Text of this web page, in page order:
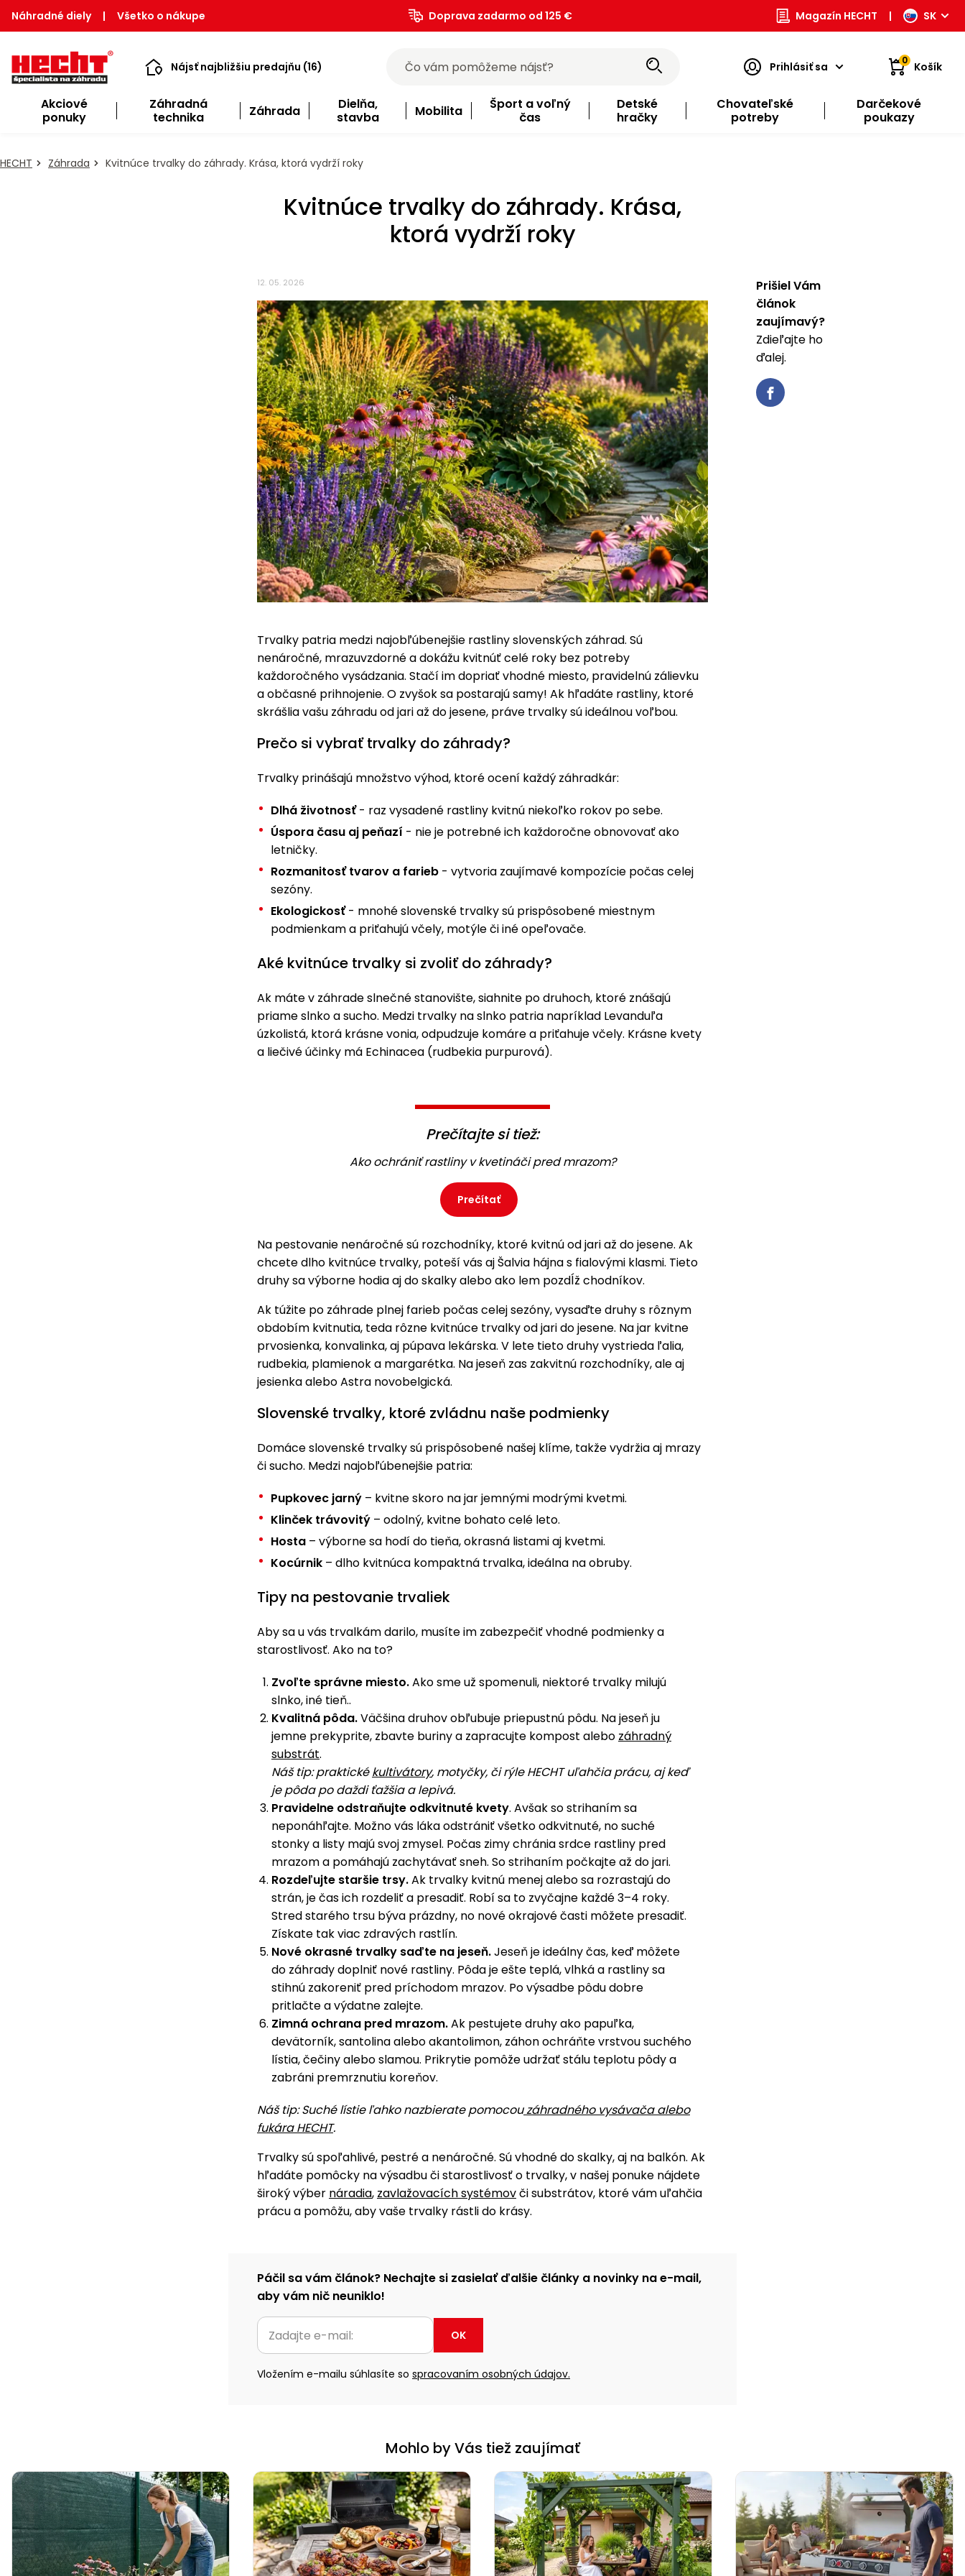
Náhradné diely | Všetko o nákupe Doprava zadarmo od 125 € Magazín HECHT | SK
Nájsť najbližšiu predajňu (16) Prihlásiť sa 0 Košík
Akciové
ponuky
Záhradná
technika
Záhrada
Dielňa,
stavba
Mobilita
Šport a voľný
čas
Detské
hračky
Chovateľské
potreby
Darčekové
poukazy
HECHT Záhrada Kvitnúce trvalky do záhrady. Krása, ktorá vydrží roky
Kvitnúce trvalky do záhrady. Krása,
ktorá vydrží roky
12. 05. 2026
Trvalky patria medzi najobľúbenejšie rastliny slovenských záhrad. Sú
nenáročné, mrazuvzdorné a dokážu kvitnúť celé roky bez potreby
každoročného vysádzania. Stačí im dopriať vhodné miesto, pravidelnú zálievku
a občasné prihnojenie. O zvyšok sa postarajú samy! Ak hľadáte rastliny, ktoré
skrášlia vašu záhradu od jari až do jesene, práve trvalky sú ideálnou voľbou.
Prečo si vybrať trvalky do záhrady?
Trvalky prinášajú množstvo výhod, ktoré ocení každý záhradkár:
Dlhá životnosť- raz vysadené rastliny kvitnú niekoľko rokov po sebe.
Úspora času aj peňazí - nie je potrebné ich každoročne obnovovať ako
letničky.
Rozmanitosť tvarov a farieb - vytvoria zaujímavé kompozície počas celej
sezóny.
Ekologickosť- mnohé slovenské trvalky sú prispôsobené miestnym
podmienkam a priťahujú včely, motýle či iné opeľovače.
Aké kvitnúce trvalky si zvoliť do záhrady?
Ak máte v záhrade slnečné stanovište, siahnite po druhoch, ktoré znášajú
priame slnko a sucho. Medzi trvalky na slnko patria napríklad Levanduľa
úzkolistá, ktorá krásne vonia, odpudzuje komáre a priťahuje včely. Krásne kvety
a liečivé účinky má Echinacea (rudbekia purpurová).
Prečítajte si tiež:
Ako ochrániť rastliny v kvetináči pred mrazom?
Prečítať
Na pestovanie nenáročné sú rozchodníky, ktoré kvitnú od jari až do jesene. Ak
chcete dlho kvitnúce trvalky, poteší vás aj Šalvia hájna s fialovými klasmi. Tieto
druhy sa výborne hodia aj do skalky alebo ako lem pozdĺž chodníkov.
Ak túžite po záhrade plnej farieb počas celej sezóny, vysaďte druhy s rôznym
obdobím kvitnutia, teda rôzne kvitnúce trvalky od jari do jesene. Na jar kvitne
prvosienka, konvalinka, aj púpava lekárska. V lete tieto druhy vystrieda ľalia,
rudbekia, plamienok a margarétka. Na jeseň zas zakvitnú rozchodníky, ale aj
jesienka alebo Astra novobelgická.
Slovenské trvalky, ktoré zvládnu naše podmienky
Domáce slovenské trvalky sú prispôsobené našej klíme, takže vydržia aj mrazy
či sucho. Medzi najobľúbenejšie patria:
Pupkovec jarný – kvitne skoro na jar jemnými modrými kvetmi.
Klinček trávovitý – odolný, kvitne bohato celé leto.
Hosta – výborne sa hodí do tieňa, okrasná listami aj kvetmi.
Kocúrnik – dlho kvitnúca kompaktná trvalka, ideálna na obruby.
Tipy na pestovanie trvaliek
Aby sa u vás trvalkám darilo, musíte im zabezpečiť vhodné podmienky a
starostlivosť. Ako na to?
Zvoľte správne miesto.Ako sme už spomenuli, niektoré trvalky milujú
slnko, iné tieň..
Kvalitná pôda.Väčšina druhov obľubuje priepustnú pôdu. Na jeseň ju
jemne prekyprite, zbavte buriny a zapracujte kompost alebo záhradný
substrát.
Náš tip: praktickékultivátory, motyčky, či rýle HECHT uľahčia prácu, aj keď
je pôda po daždi ťažšia a lepivá.
Pravidelne odstraňujte odkvitnuté kvety. Avšak so strihaním sa
neponáhľajte. Možno vás láka odstrániť všetko odkvitnuté, no suché
stonky a listy majú svoj zmysel. Počas zimy chránia srdce rastliny pred
mrazom a pomáhajú zachytávať sneh. So strihaním počkajte až do jari.
Rozdeľujte staršie trsy.Ak trvalky kvitnú menej alebo sa rozrastajú do
strán, je čas ich rozdeliť a presadiť. Robí sa to zvyčajne každé 3–4 roky.
Stred starého trsu býva prázdny, no nové okrajové časti môžete presadiť.
Získate tak viac zdravých rastlín.
Nové okrasné trvalky saďte na jeseň.Jeseň je ideálny čas, keď môžete
do záhrady doplniť nové rastliny. Pôda je ešte teplá, vlhká a rastliny sa
stihnú zakoreniť pred príchodom mrazov. Po výsadbe pôdu dobre
pritlačte a výdatne zalejte.
Zimná ochrana pred mrazom.Ak pestujete druhy ako papuľka,
devätorník, santolina alebo akantolimon, záhon ochráňte vrstvou suchého
lístia, čečiny alebo slamou. Prikrytie pomôže udržať stálu teplotu pôdy a
zabráni premrznutiu koreňov.
Náš tip: Suché lístie ľahko nazbierate pomocouzáhradného vysávača alebo
fukára HECHT.
Trvalky sú spoľahlivé, pestré a nenáročné. Sú vhodné do skalky, aj na balkón. Ak
hľadáte pomôcky na výsadbu či starostlivosť o trvalky, v našej ponuke nájdete
široký výber náradia, zavlažovacích systémovči substrátov, ktoré vám uľahčia
prácu a pomôžu, aby vaše trvalky rástli do krásy.
Páčil sa vám článok? Nechajte si zasielať ďalšie články a novinky na e-mail,
aby vám nič neuniklo!
OK
Vložením e-mailu súhlasíte so spracovaním osobných údajov.
Prišiel Vám
článok
zaujímavý?
Zdieľajte ho
ďalej.
Mohlo by Vás tiež zaujímať